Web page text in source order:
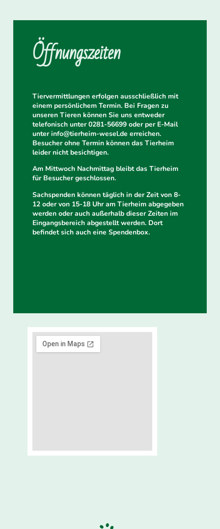
Öffnungszeiten
Tiervermittlungen erfolgen ausschließlich mit
einem persönlichem Termin. Bei Fragen zu
unseren Tieren können Sie uns entweder
telefonisch unter 0281-56699 oder per E-Mail
unter info@tierheim-wesel.de erreichen.
Besucher ohne Termin können das Tierheim
leider nicht besichtigen.
Am Mittwoch Nachmittag bleibt das Tierheim
für Besucher geschlossen.
Sachspenden können täglich in der Zeit von 8-
12 oder von 15-18 Uhr am Tierheim abgegeben
werden oder auch außerhalb dieser Zeiten im
Eingangsbereich abgestellt werden. Dort
befindet sich auch eine Spendenbox.